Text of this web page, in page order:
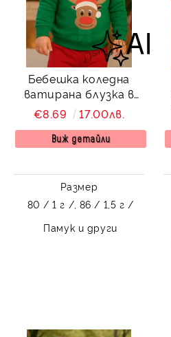
Бебешка коледна
ватирана блузка в
зелено с еленче
€8.69 17.00лв.
Виж детайли
Размер
80 / 1 г /, 86 / 1,5 г /
Памук и други